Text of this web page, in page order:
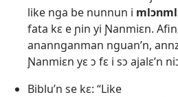
like nga be nunnun i
fata kɛ e ɲin yi Ɲanmiɛn.
anannganman nguan’n,
Ɲanmiɛn yɛ ɔ fɛ i sɔ ajalɛ’n
Biblu’n se kɛ: “Like